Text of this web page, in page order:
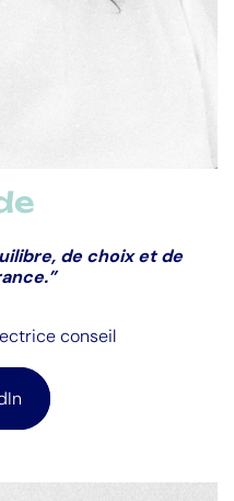
de choix et de
conseil